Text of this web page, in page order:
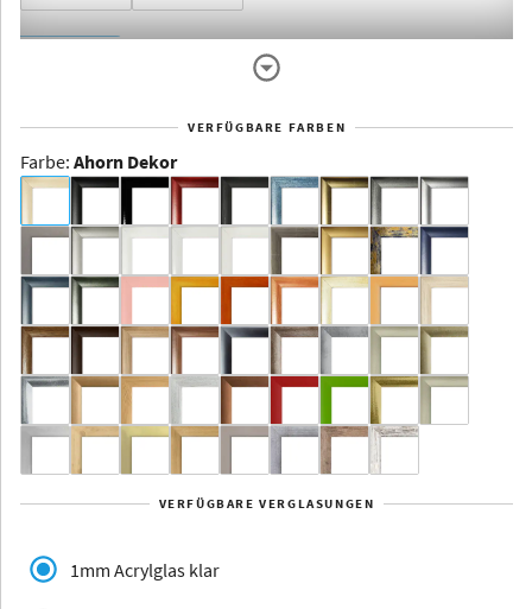
Dakota -
Rahmenloser
Aluminium
Yukon Alaska
VERFÜGBARE FARBEN
Farbe: Ahorn Dekor
VERFÜGBARE VERGLASUNGEN
1mm Acrylglas klar